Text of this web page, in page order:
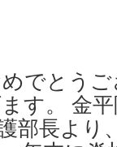
でとう
す。 金
部長より